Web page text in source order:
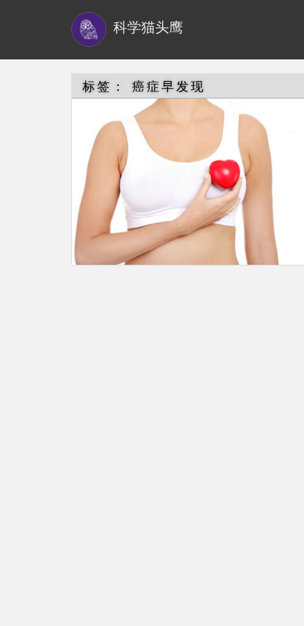
科学猫头鹰
标签： 癌症早发现